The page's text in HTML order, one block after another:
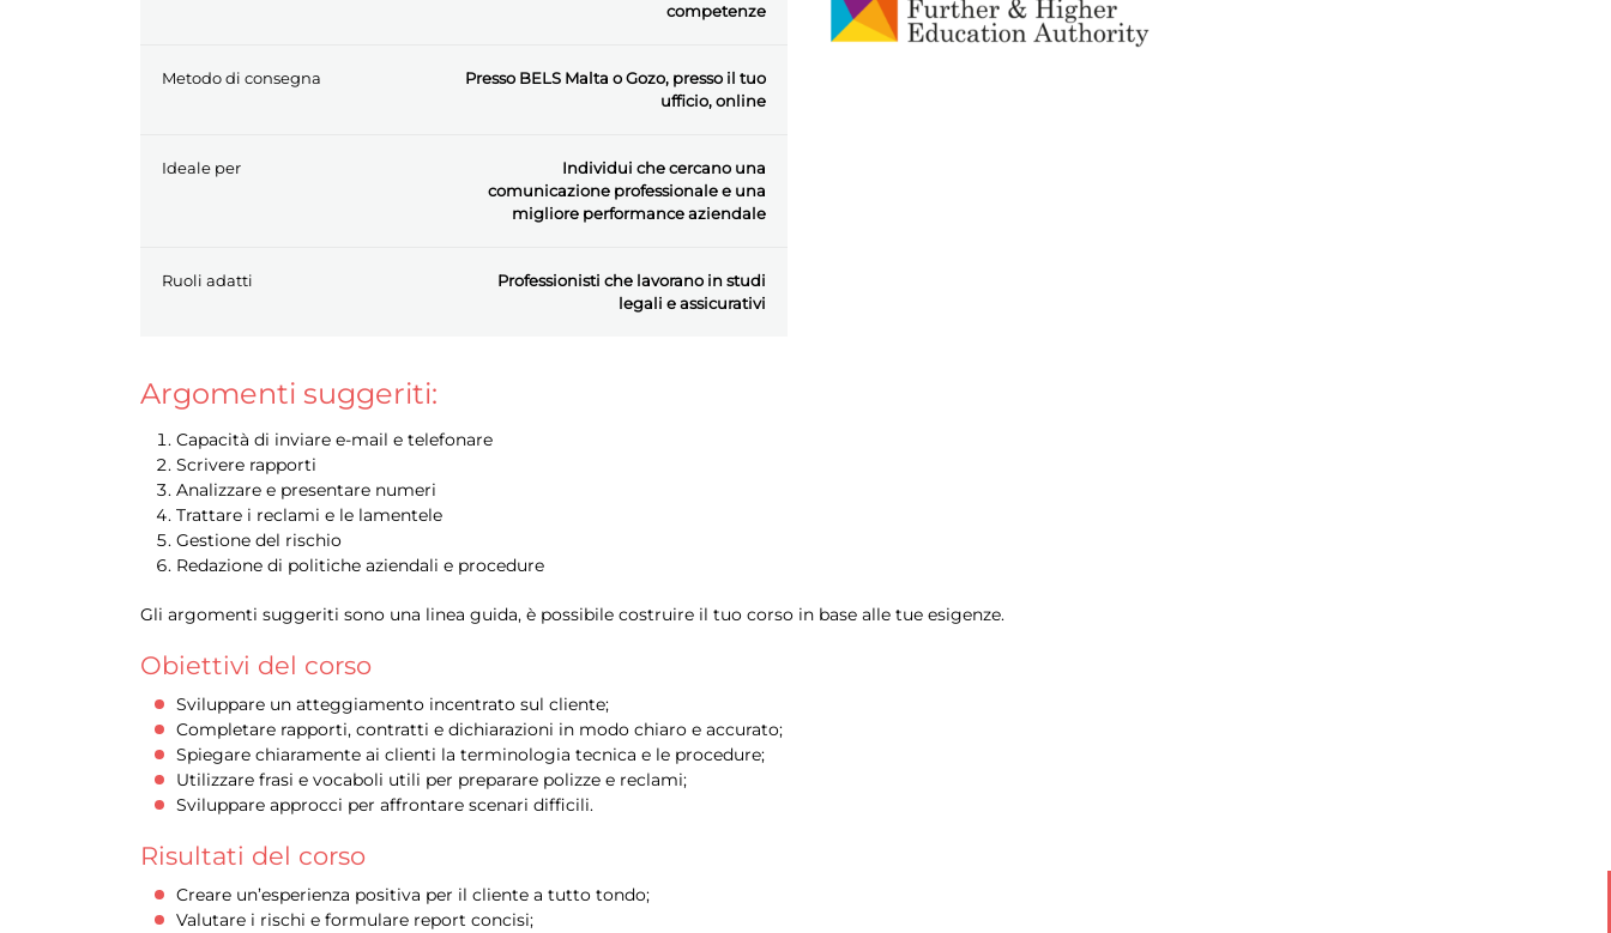
competenze
Metodo di consegna
Presso BELS Malta o Gozo, presso il tuo
ufficio, online
Ideale per
Individui che cercano una
comunicazione professionale e una
migliore performance aziendale
Ruoli adatti
Professionisti che lavorano in studi
legali e assicurativi
Argomenti suggeriti:
Capacità di inviare e-mail e telefonare
Scrivere rapporti
Analizzare e presentare numeri
Trattare i reclami e le lamentele
Gestione del rischio
Redazione di politiche aziendali e procedure
Gli argomenti suggeriti sono una linea guida, è possibile costruire il tuo corso in base alle tue esigenze.
Obiettivi del corso
Sviluppare un atteggiamento incentrato sul cliente;
Completare rapporti, contratti e dichiarazioni in modo chiaro e accurato;
Spiegare chiaramente ai clienti la terminologia tecnica e le procedure;
Utilizzare frasi e vocaboli utili per preparare polizze e reclami;
Sviluppare approcci per affrontare scenari difficili.
Risultati del corso
Creare un’esperienza positiva per il cliente a tutto tondo;
Valutare i rischi e formulare report concisi;